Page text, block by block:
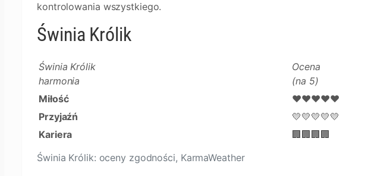
kontrolowania wszystkiego.
Świnia Królik
Świnia Królik: oceny zgodności, KarmaWeather
Świnia Królik
harmonia
Ocena
(na 5)
Miłość
❤️❤️❤️❤️❤️
Przyjaźń
💛💛💛💛💛
Kariera
🏢🏢🏢🏢